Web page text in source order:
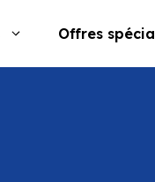
Offres